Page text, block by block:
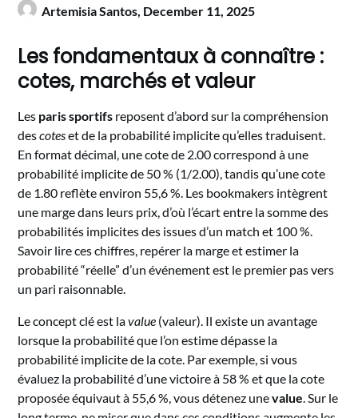
Artemisia Santos, December 11, 2025
Les fondamentaux à connaître :
cotes, marchés et valeur
Les paris sportifs reposent d’abord sur la compréhension
descoteset de la probabilité implicite qu’elles traduisent.
En format décimal, une cote de 2.00 correspond à une
probabilité implicite de 50 % (1/2.00), tandis qu’une cote
de 1.80 reflète environ 55,6 %. Les bookmakers intègrent
une marge dans leurs prix, d’où l’écart entre la somme des
probabilités implicites des issues d’un match et 100 %.
Savoir lire ces chiffres, repérer la marge et estimer la
probabilité “réelle” d’un événement est le premier pas vers
un pari raisonnable.
Le concept clé est lavalue (valeur). Il existe un avantage
lorsque la probabilité que l’on estime dépasse la
probabilité implicite de la cote. Par exemple, si vous
évaluez la probabilité d’une victoire à 58 % et que la cote
proposée équivaut à 55,6 %, vous détenez unevalue. Sur le